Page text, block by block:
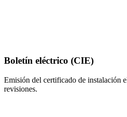
Boletín eléctrico (CIE)
Emisión del certificado de instalación
revisiones.